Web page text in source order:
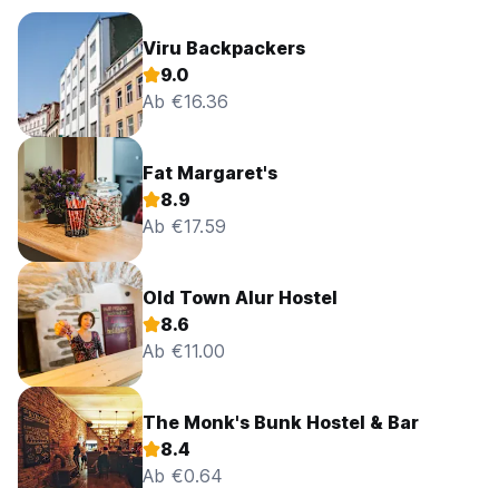
Viru Backpackers
9.0
Ab €16.36
Fat Margaret's
8.9
Ab €17.59
Old Town Alur Hostel
8.6
Ab €11.00
The Monk's Bunk Hostel & Bar
8.4
Ab €0.64